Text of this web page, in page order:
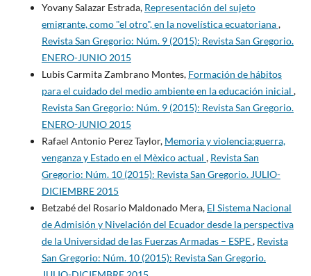
Yovany Salazar Estrada, Representación del sujeto
emigrante, como "el otro", en la novelística ecuatoriana,
Revista San Gregorio: Núm. 9 (2015): Revista San Gregorio.
ENERO-JUNIO 2015
Lubis Carmita Zambrano Montes, Formación de hábitos
para el cuidado del medio ambiente en la educación inicial ,
Revista San Gregorio: Núm. 9 (2015): Revista San Gregorio.
ENERO-JUNIO 2015
Rafael Antonio Perez Taylor, Memoria y violencia:guerra,
venganza y Estado en el Mèxico actual , Revista San
Gregorio: Núm. 10 (2015): Revista San Gregorio. JULIO-
DICIEMBRE 2015
Betzabé del Rosario Maldonado Mera, El Sistema Nacional
de Admisión y Nivelación del Ecuador desde la perspectiva
de la Universidad de las Fuerzas Armadas – ESPE, Revista
San Gregorio: Núm. 10 (2015): Revista San Gregorio.